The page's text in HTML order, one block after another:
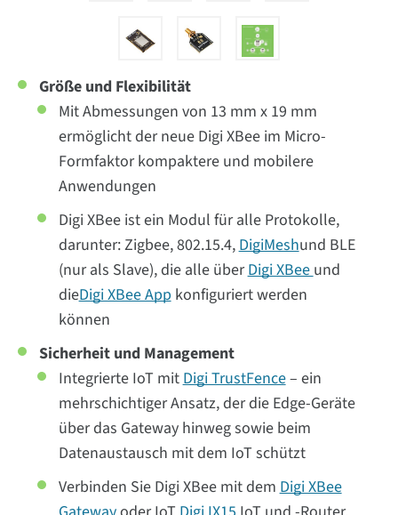
Größe und Flexibilität
Mit Abmessungen von 13 mm x 19 mm
ermöglicht der neue Digi XBee im Micro-
Formfaktor kompaktere und mobilere
Anwendungen
Digi XBee ist ein Modul für alle Protokolle,
darunter: Zigbee, 802.15.4,DigiMeshund BLE
(nur als Slave), die alle überDigi XBeeund
dieDigi XBee Appkonfiguriert werden
können
Sicherheit und Management
Integrierte IoT mitDigi TrustFence– ein
mehrschichtiger Ansatz, der die Edge-Geräte
über das Gateway hinweg sowie beim
Datenaustausch mit dem IoT schützt
Verbinden Sie Digi XBee mit demDigi XBee